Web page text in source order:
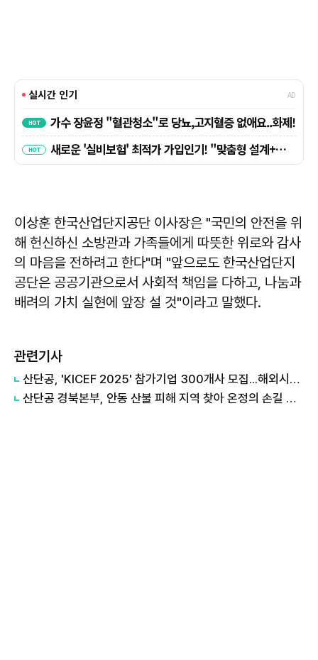
이상훈 한국산업단지공단 이사장은 "국민의 안전을 위
해 헌신하신 소방관과 가족들에게 따뜻한 위로와 감사
의 마음을 전하려고 한다"며 "앞으로도 한국산업단지
공단은 공공기관으로서 사회적 책임을 다하고, 나눔과
배려의 가치 실현에 앞장 설 것"이라고 말했다.
관련기사
산단공, 'KICEF 2025' 참가기업 300개사 모집...해외시장 진출 지원
산단공 경북본부, 안동 산불 피해 지역 찾아 온정의 손길 건네